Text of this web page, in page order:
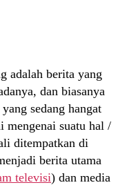
adalah berita yang
dan biasanya
sedang hangat
mengenai suatu hal /
ditempatkan di
berita utama
televisi) dan media